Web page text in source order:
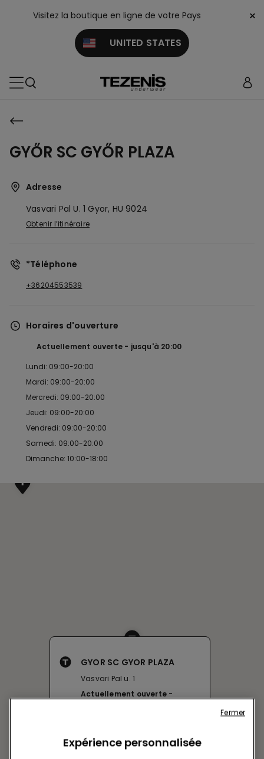
Visitez la boutique en ligne de votre Pays
UNITED STATES
×
GYŐR SC GYŐR PLAZA
Adresse
Vasvari Pal U. 1 Gyor, HU 9024
Obtenir l’itinéraire
*Téléphone
+36204553539
Horaires d'ouverture
Actuellement ouverte jusqu'à 20:00
Lundi: 09:00-20:00
Mardi: 09:00-20:00
Mercredi: 09:00-20:00
Jeudi: 09:00-20:00
Vendredi: 09:00-20:00
Samedi: 09:00-20:00
Dimanche: 10:00-18:00
GYOR SC GYOR PLAZA
Vasvari Pal u. 1
Actuellement ouverte
Expérience personnalisée
Fermer